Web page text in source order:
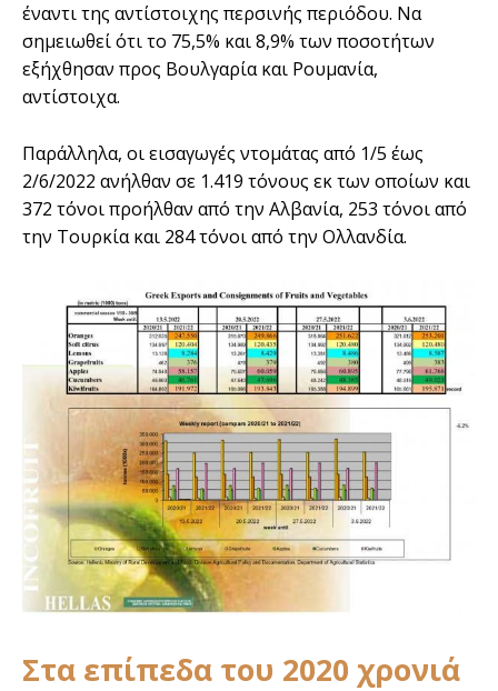
έναντι της αντίστοιχης περσινής περιόδου. Να
σημειωθεί ότι το 75,5% και 8,9% των ποσοτήτων
εξήχθησαν προς Βουλγαρία και Ρουμανία,
αντίστοιχα.
Παράλληλα, οι εισαγωγές ντομάτας από 1/5 έως
2/6/2022 ανήλθαν σε 1.419 τόνους εκ των οποίων και
372 τόνοι προήλθαν από την Αλβανία, 253 τόνοι από
την Τουρκία και 284 τόνοι από την Ολλανδία.
Στα επίπεδα του 2020 χρονιά